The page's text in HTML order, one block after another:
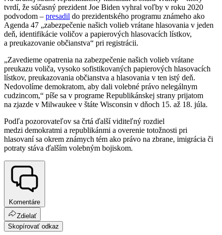
tvrdí, že súčasný prezident Joe Biden vyhral voľby v roku 2020
podvodom – presadil do prezidentského programu známeho ako
Agenda 47 „zabezpečenie našich volieb vrátane hlasovania v jeden
deň, identifikácie voličov a papierových hlasovacích lístkov,
a preukazovanie občianstva“ pri registrácii.
„Zavedieme opatrenia na zabezpečenie našich volieb vrátane
preukazu voliča, vysoko sofistikovaných papierových hlasovacích
lístkov, preukazovania občianstva a hlasovania v ten istý deň.
Nedovolíme demokratom, aby dali volebné právo nelegálnym
cudzincom,“ píše sa v programe Republikánskej strany prijatom
na zjazde v Milwaukee v štáte Wisconsin v dňoch 15. až 18. júla.
Podľa pozorovateľov sa črtá ďalší viditeľný rozdiel
medzi demokratmi a republikánmi a overenie totožnosti pri
hlasovaní sa okrem známych tém ako právo na zbrane, imigrácia či
potraty stáva ďalším volebným bojiskom.
Komentáre
Zdielať
Skopírovať odkaz